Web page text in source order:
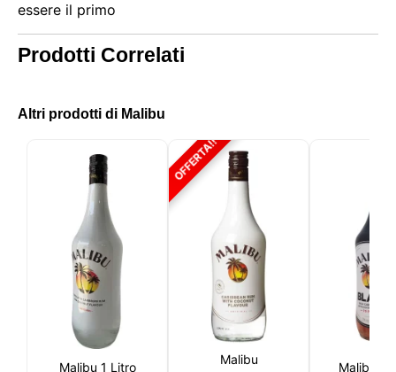
essere il primo
Prodotti Correlati
Altri prodotti di Malibu
Malibu 1 Litro
OFFERTA!!
Malibu
Malibu
Questo sito utilizza i cookie
Il nostro sito utilizza cookie che possono leggere,
memorizzare e scrivere informazioni sul tuo browser
e sul tuo dispositivo. Le informazioni trattate da
queste tecnologie includono dati relativi al tuo
account utente, che possono includere identificatori